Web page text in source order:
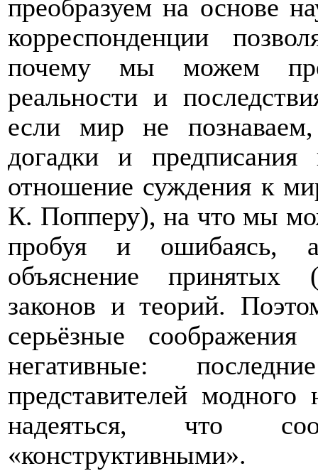
преобразуем на основе
корреспонденции
почему мы можем
реальности и
если мир не
догадки и
отношение суждения к
К. Попперу), на что мы
пробуя и ошибаясь, а
объяснение принятых
законов и теорий.
серьёзные
негативные:
представителей
надеяться, что
«конструктивными».